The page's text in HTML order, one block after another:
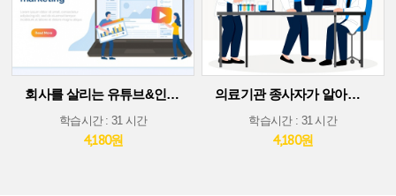
회사를 살리는 유튜브&인스타그램 소셜 미디어 마케팅
학습시간 : 31 시간
4,180원
의료기관 종사자가 알아야 할 의료기술 트렌드
학습시간 : 31 시간
4,180원